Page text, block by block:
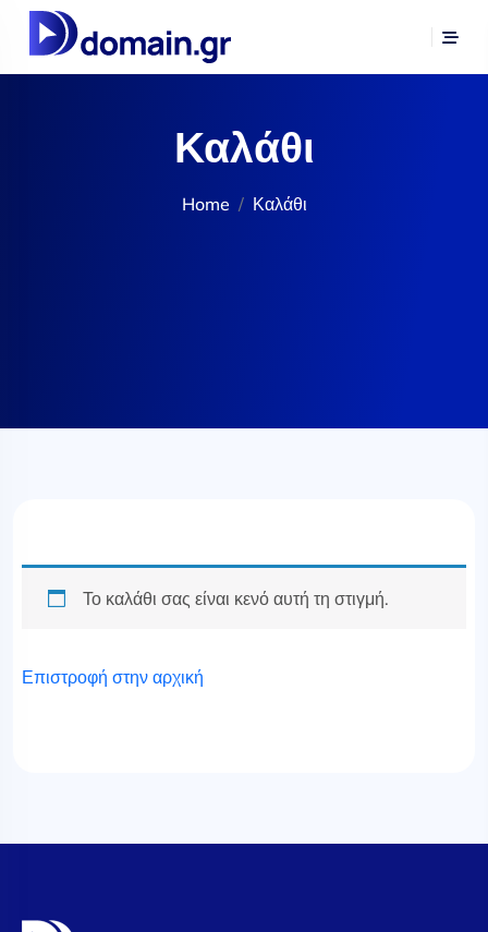
Καλάθι
Home Καλάθι
Το καλάθι σας είναι κενό αυτή τη στιγμή.
Επιστροφή στην αρχική